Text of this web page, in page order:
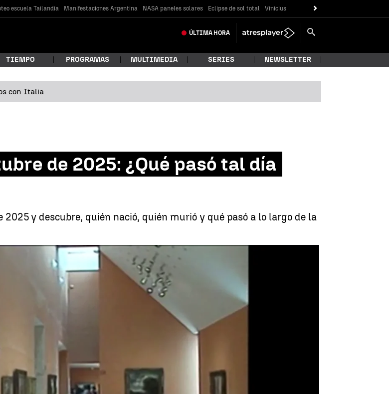
escuela Tailandia Manifestaciones Argentina NASA paneles solares Eclipse de sol total Vinicius
ÚLTIMA HORA
TIEMPO PROGRAMAS MULTIMEDIA SERIES NEWSLETTER
con Italia
de 2025: ¿Qué pasó tal día
y descubre, quién nació, quién murió y qué pasó a lo largo de la
Efemérides del 8 de octubre de 2025: Inauguración del Museo Thyssen-Bornemisza en Madrid